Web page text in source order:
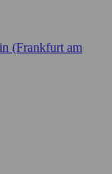
(Frankfurt am